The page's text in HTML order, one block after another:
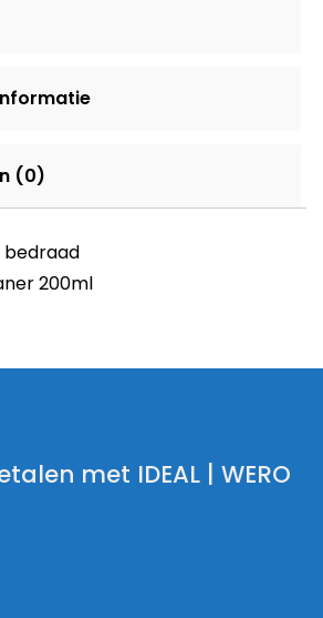
(0)
bedraad
200ml
met IDEAL | WERO